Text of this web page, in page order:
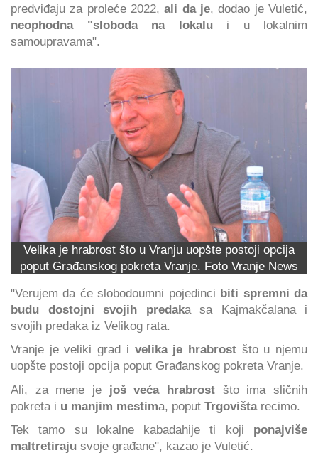
predviđaju za proleće 2022,ali da je, dodao je Vuletić,
neophodna "sloboda na lokalui u lokalnim
samoupravama".
Velika je hrabrost što u Vranju uopšte postoji opcija
poput Građanskog pokreta Vranje. Foto Vranje News
"Verujem da će slobodoumni pojedinci biti spremni da
budu dostojni svojih predaka sa Kajmakčalana i
svojih predaka iz Velikog rata.
Vranje je veliki grad i velika je hrabrostšto u njemu
uopšte postoji opcija poput Građanskog pokreta Vranje.
Ali, za mene je još veća hrabrost što ima sličnih
pokreta i u manjim mestima, poput Trgovištarecimo.
Tek tamo su lokalne kabadahije ti koji ponajviše
maltretiraju svoje građane", kazao je Vuletić.